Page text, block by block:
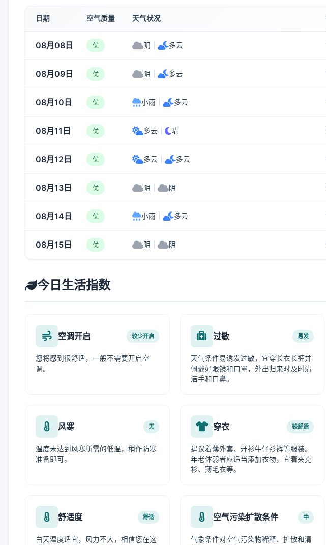
日期 空气质量 天气状况
08月08日 优 阴 多云
08月09日 优 阴 多云
08月10日 优 小雨 多云
08月11日 优 多云 晴
08月12日 优 多云 多云
08月13日 优 阴 阴
08月14日 优 小雨 多云
08月15日 优 阴 阴
今日生活指数
空调开启 较少开启
您将感到很舒适，一般不需要开启空
调。
过敏 易发
天气条件易诱发过敏，宜穿长衣长裤并
佩戴好眼镜和口罩，外出归来时及时清
洁手和口鼻。
风寒 无
温度未达到风寒所需的低温，稍作防寒
准备即可。
穿衣 较舒适
建议着薄外套、开衫牛仔衫裤等服装。
年老体弱者应适当添加衣物，宜着夹克
衫、薄毛衣等。
舒适度 舒适
白天温度适宜，风力不大，相信您在这
空气污染扩散条件 中
气象条件对空气污染物稀释、扩散和清